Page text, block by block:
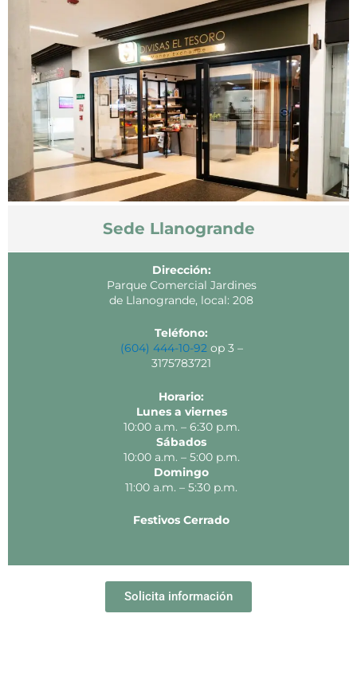
Sede Llanogrande
Dirección:
Parque Comercial Jardines
de Llanogrande, local: 208
Teléfono:
(604) 444-10-92op 3 –
3175783721
Horario:
Lunes a viernes
10:00 a.m. – 6:30 p.m.
Sábados
10:00 a.m. – 5:00 p.m.
Domingo
11:00 a.m. – 5:30 p.m.
Festivos Cerrado
Solicita información